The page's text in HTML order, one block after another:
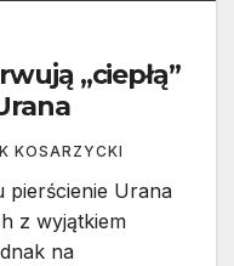
„ciepłą”
KOSARZYCKI
pierścienie Urana
z wyjątkiem
na